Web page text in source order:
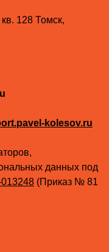
128 Томск,
kolesov.ru
данных под
(Приказ № 81